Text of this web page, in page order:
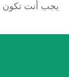
يجب أنت تكون